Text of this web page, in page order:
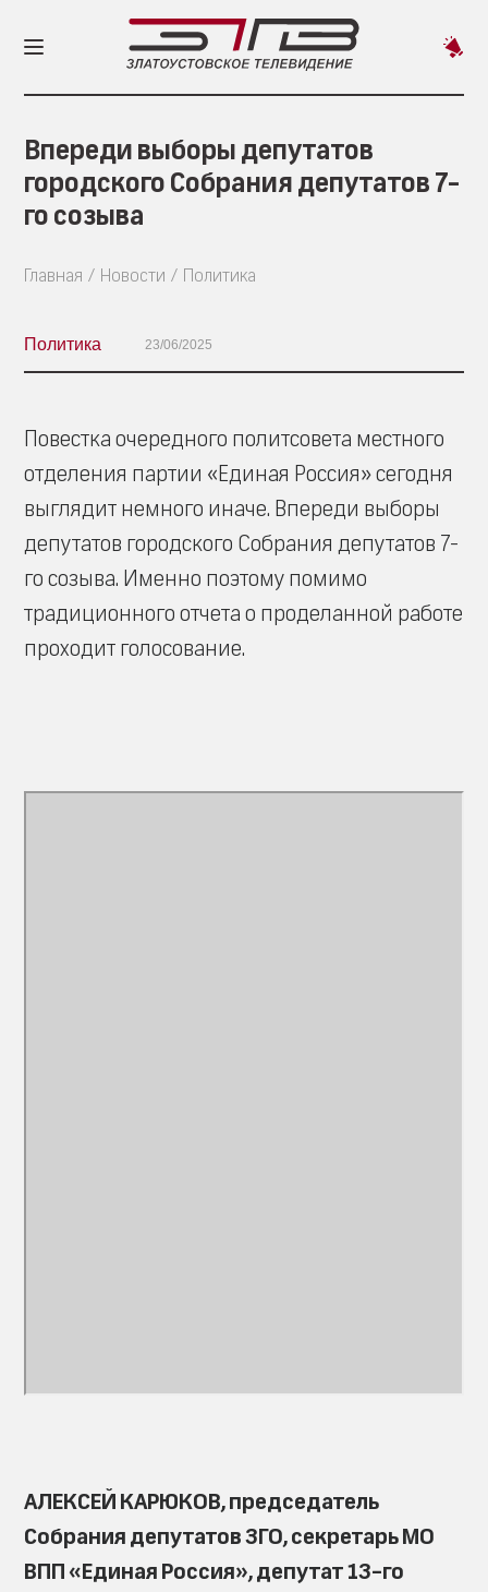
Впереди выборы депутатов
городского Собрания депутатов 7-
го созыва
Главная Новости Политика
Политика 23/06/2025
Повестка очередного политсовета местного
отделения партии «Единая Россия» сегодня
выглядит немного иначе. Впереди выборы
депутатов городского Собрания депутатов 7-
го созыва. Именно поэтому помимо
традиционного отчета о проделанной работе
проходит голосование.
АЛЕКСЕЙ КАРЮКОВ, председатель
Собрания депутатов ЗГО, секретарь МО
ВПП «Единая Россия», депутат 13-го